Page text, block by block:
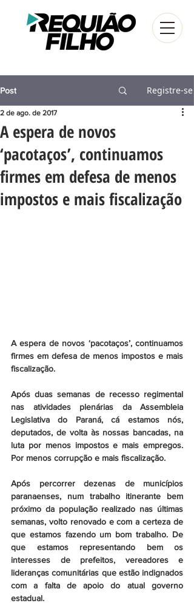
Post Registre-se
A espera de novos
‘pacotaços’, continuamos
firmes em defesa de menos
impostos e mais fiscalização
2 de ago. de 2017
A espera de novos ‘pacotaços’, continuamos
firmes em defesa de menos impostos e mais
fiscalização.
Após duas semanas de recesso regimental
nas atividades plenárias da Assembleia
Legislativa do Paraná, cá estamos nós,
deputados, de volta às nossas bancadas, na
luta por menos impostos e mais empregos.
Por menos corrupção e mais fiscalização.
Após percorrer dezenas de municípios
paranaenses, num trabalho itinerante bem
próximo da população realizado nas últimas
semanas, volto renovado e com a certeza de
que estamos fazendo um bom trabalho. De
que estamos representando bem os
interesses de prefeitos, vereadores e
lideranças comunitárias que estão indignados
com a falta de apoio do atual governo
estadual.